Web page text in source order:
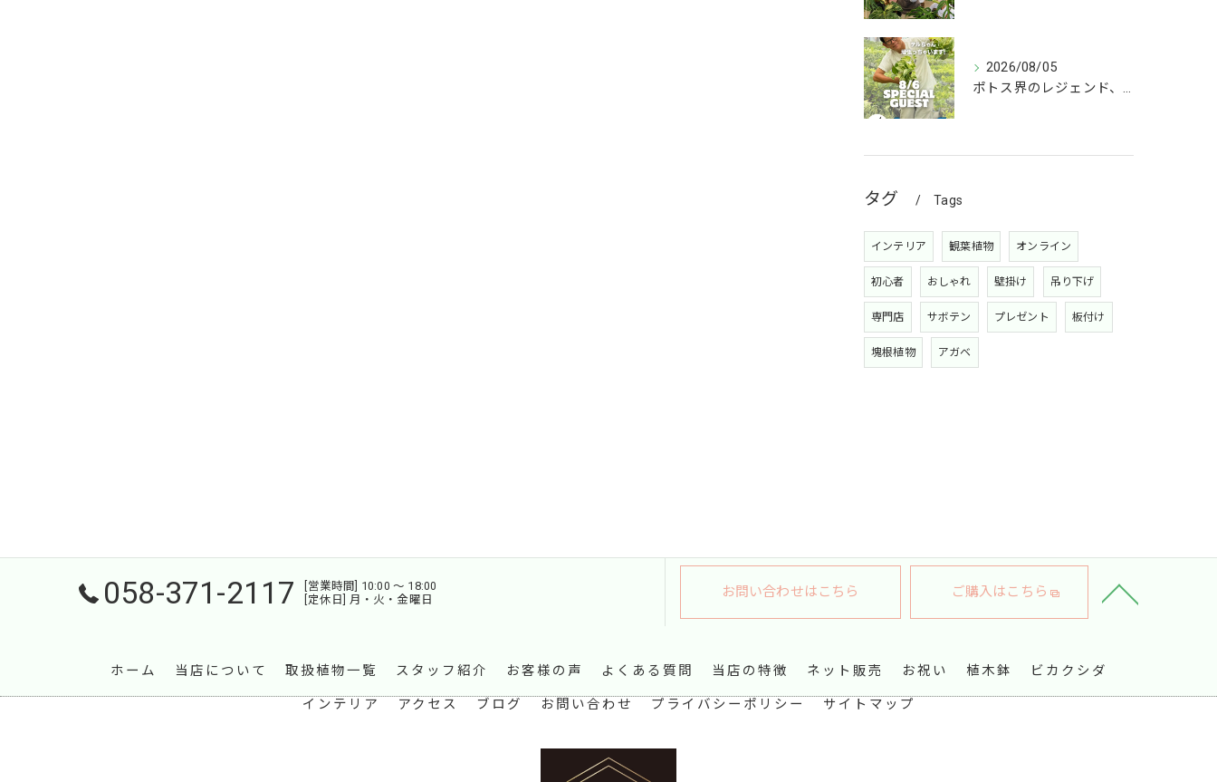
2026/08/05
ポトス界のレジェンド、COME BACK!!!
タグ Tags
インテリア 観葉植物 オンライン
初心者 おしゃれ 壁掛け 吊り下げ
専門店 サボテン プレゼント 板付け
塊根植物 アガベ
058-371-2117
[営業時間] 10:00 〜 18:00
[定休日] 月・火・金曜日
お問い合わせはこちら ご購入はこちら
ホーム 当店について 取扱植物一覧 スタッフ紹介 お客様の声 よくある質問 当店の特徴 ネット販売 お祝い 植木鉢 ビカクシダ
インテリア アクセス ブログ お問い合わせ プライバシーポリシー サイトマップ